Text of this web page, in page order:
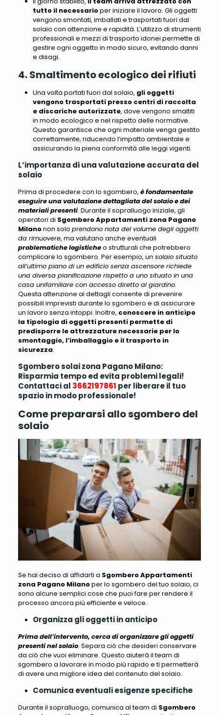
tutto il necessarioper iniziare il lavoro. Gli oggetti
vengono smontati, imballati e trasportati fuori dal
solaio con attenzione e rapidità. L’utilizzo di strumenti
professionali e mezzi di trasporto idonei permette di
gestire ogni oggetto in modo sicuro, evitando danni
e disagi.
4. Smaltimento ecologico dei rifiuti
Una volta portati fuori dal solaio, gli oggetti
vengono trasportati presso centri di raccolta
e discariche autorizzate, dove vengono smaltiti
in modo ecologico e nel rispetto delle normative.
Questo garantisce che ogni materiale venga gestito
correttamente, riducendo l’impatto ambientale e
assicurando la piena conformità alle leggi vigenti.
L’importanza di una valutazione accurata del
solaio
Prima di procedere con lo sgombero, è fondamentale
eseguire una valutazione dettagliata del solaio e dei
materiali presenti. Durante il sopralluogo iniziale, gli
operatori di Sgombero Appartamenti zona Pagano
Milanonon solo prendono nota del volume degli oggetti
da rimuovere, ma valutano anche eventuali
problematiche logisticheo strutturali che potrebbero
complicare lo sgombero. Per esempio, un solaio situato
all’ultimo piano di un edificio senza ascensore richiede
una diversa pianificazione rispetto a uno situato in una
casa unifamiliare con accesso diretto al giardino.
Questa attenzione ai dettagli consente di prevenire
possibili imprevisti durante lo sgombero e di assicurare
un lavoro senza intoppi. Inoltre, conoscere in anticipo
la tipologia di oggetti presenti permette di
predisporre le attrezzature necessarie per lo
smontaggio, l’imballaggio e il trasporto in
sicurezza.
Sgombero solai zona Pagano Milano:
Risparmia tempo ed evita problemi legali!
Contattaci al 3662197861 per liberare il tuo
spazio in modo professionale!
Come prepararsi allo sgombero del
solaio
Se hai deciso di affidarti a Sgombero Appartamenti
zona Pagano Milanoper lo sgombero del tuo solaio, ci
sono alcune semplici cose che puoi fare per rendere il
processo ancora più efficiente e veloce.
Organizza gli oggetti in anticipo
Prima dell’intervento, cerca di organizzare gli oggetti
presenti nel solaio. Separa ciò che desideri conservare
da ciò che vuoi eliminare. Questo aiuterà il team di
sgombero a lavorare in modo più rapido eti permetterà
di avere una migliore idea del contenuto del solaio.
Comunica eventuali esigenze specifiche
Durante il sopralluogo, comunica al team di Sgombero